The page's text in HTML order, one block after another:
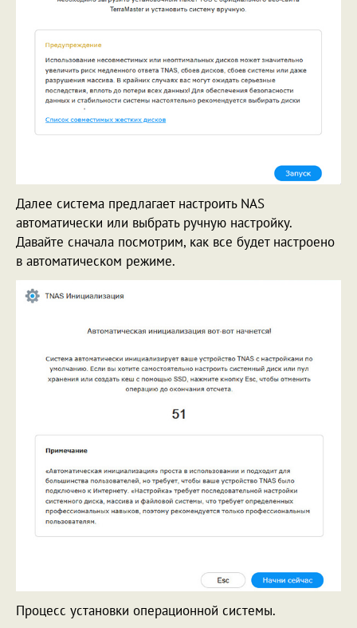
Далее система предлагает настроить NAS
автоматически или выбрать ручную настройку.
Давайте сначала посмотрим, как все будет настроено
в автоматическом режиме.
Процесс установки операционной системы.